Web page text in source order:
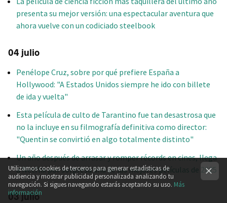
presenta su mejor versión: una espectacular aventura que
ahora vuelve con un codiciado steelbook
04 julio
Penélope Cruz, sobre por qué prefiere España a
Hollywood: "A Estados Unidos siempre he ido con billete
de ida y vuelta"
Esta película de culto de Tarantino fue tan desastrosa que
no la incluye en su filmografía definitiva como director:
"Quentin se convirtió en algo totalmente distinto"
Un año después de arrasar y romper récords en cines, llega
a Netflix por sorpresa una de las mejores películas de 2025
03 julio
Utilizamos cookies de terceros para generar estadísticas de
audiencia y mostrar publicidad personalizada analizando tu
navegación. Si sigues navegando estarás aceptando su uso. Más
información